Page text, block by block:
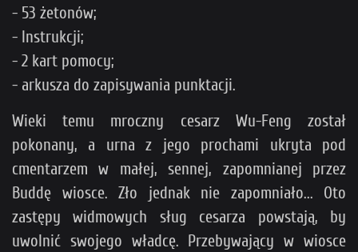
- 53 żetonów;
- Instrukcji;
- 2 kart pomocy;
- arkusza do zapisywania punktacji.
Wieki temu mroczny cesarz Wu-Feng został
pokonany, a urna z jego prochami ukryta pod
cmentarzem w małej, sennej, zapomnianej przez
Buddę wiosce. Zło jednak nie zapomniało... Oto
zastępy widmowych sług cesarza powstają, by
uwolnić swojego władcę. Przebywający w wiosce